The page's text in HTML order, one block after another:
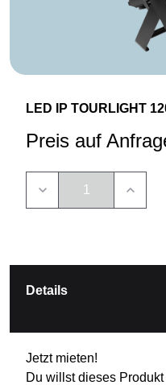
LED IP TOURLIGHT
Preis auf
Details
Jetzt mieten!
Du willst dieses